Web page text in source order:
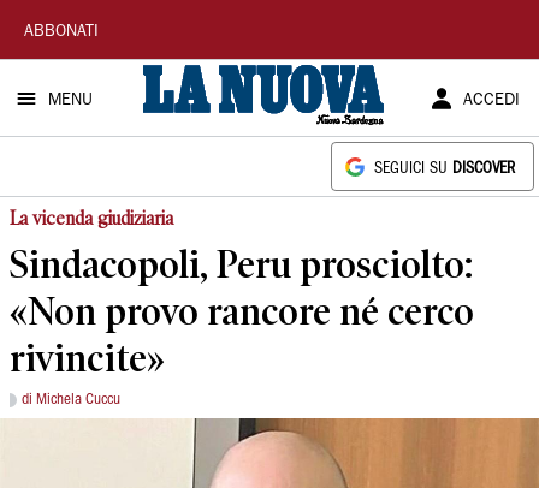
La
Nuova
Sardegna
ABBONATI
MENU ACCEDI
SEGUICI SU DISCOVER
La vicenda giudiziaria
Sindacopoli, Peru prosciolto:
«Non provo rancore né cerco
rivincite»
di Michela Cuccu